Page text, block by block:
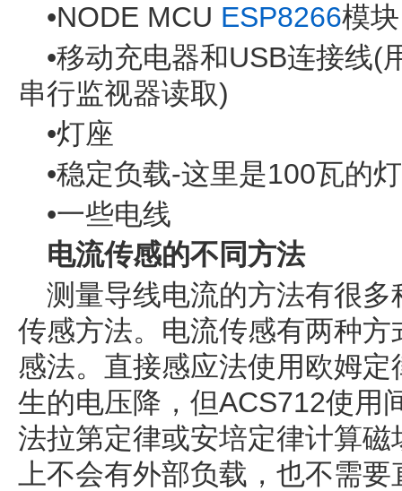
•NODE MCU ESP8266模块
•移动充电器和USB连接线(
串行监视器读取)
•灯座
•稳定负载-这里是100瓦的
•一些电线
电流传感的不同方法
测量导线电流的方法有很
传感方法。电流传感有两种
感法。直接感应法使用欧姆
生的电压降，但ACS712使用
法拉第定律或安培定律计算
上不会有外部负载，也不需